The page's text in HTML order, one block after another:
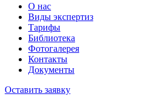
О нас
Виды экспертиз
Тарифы
Библиотека
Фотогалерея
Контакты
Документы
Оставить заявку